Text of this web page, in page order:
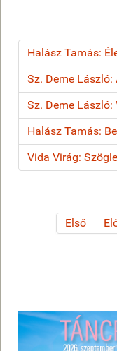
Halász Tamás:
Sz. Deme László:
Sz. Deme László:
Halász Tamás:
Vida Virág:
Első